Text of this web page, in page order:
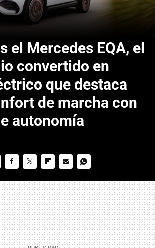
el Mercedes EQA, el
convertido en
que destaca
de marcha con
autonomía
MAIL